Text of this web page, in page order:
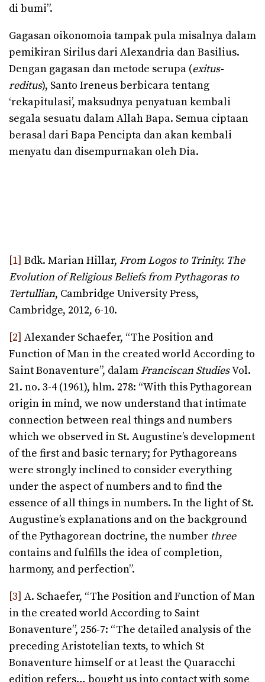
di bumi”.
Gagasan oikonomoia tampak pula misalnya dalam
pemikiran Sirilus dari Alexandria dan Basilius.
Dengan gagasan dan metode serupa (exitus-
reditus), Santo Ireneus berbicara tentang
‘rekapitulasi’, maksudnya penyatuan kembali
segala sesuatu dalam Allah Bapa. Semua ciptaan
berasal dari Bapa Pencipta dan akan kembali
menyatu dan disempurnakan oleh Dia.
[1] Bdk. Marian Hillar, From Logos to Trinity. The
Evolution of Religious Beliefs from Pythagoras to
Tertullian, Cambridge University Press,
Cambridge, 2012, 6-10.
[2] Alexander Schaefer, “The Position and
Function of Man in the created world According to
Saint Bonaventure”, dalam Franciscan StudiesVol.
21. no. 3-4 (1961), hlm. 278: “With this Pythagorean
origin in mind, we now understand that intimate
connection between real things and numbers
which we observed in St. Augustine’s development
of the first and basic ternary; for Pythagoreans
were strongly inclined to consider everything
under the aspect of numbers and to find the
essence of all things in numbers. In the light of St.
Augustine’s explanations and on the background
of the Pythagorean doctrine, the number three
contains and fulfills the idea of completion,
harmony, and perfection”.
[3] A. Schaefer, “The Position and Function of Man
in the created world According to Saint
Bonaventure”, 256-7: “The detailed analysis of the
preceding Aristotelian texts, to which St
Bonaventure himself or at least the Quaracchi